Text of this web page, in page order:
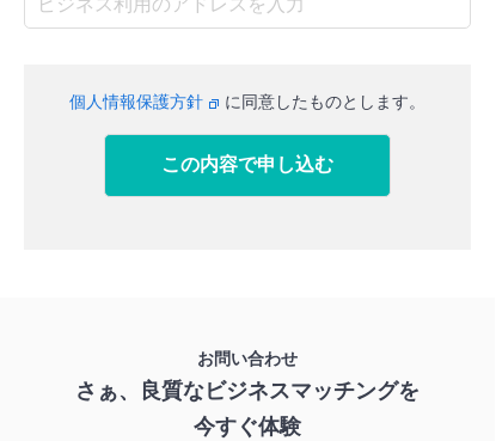
個人情報保護方針 に同意したものとします。
お問い合わせ
さぁ、良質なビジネスマッチングを
今すぐ体験